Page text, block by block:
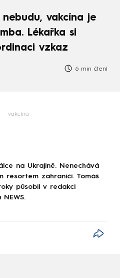
vakcína je
Lékařka si
vzkaz
6 min čtení
vakcína
na Ukrajině. Nenechává
resortem zahraničí. Tomáš
působil v redakci